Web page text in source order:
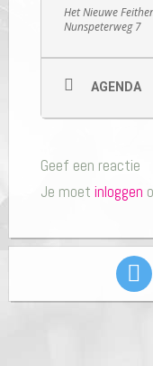
Het Nieuwe
Nunspeterweg 7
AGENDA
Geef een reactie
Je moet inloggen